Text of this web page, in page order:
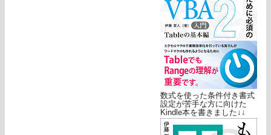
数式を使った条件付き書式
設定が苦手な方に向けた
Kindle本を書きました↓↓